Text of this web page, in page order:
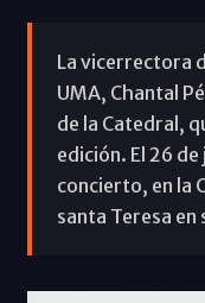
La vicerrectora
UMA, Chantal
de la Catedral,
edición. El 26
concierto, en la
santa Teresa en